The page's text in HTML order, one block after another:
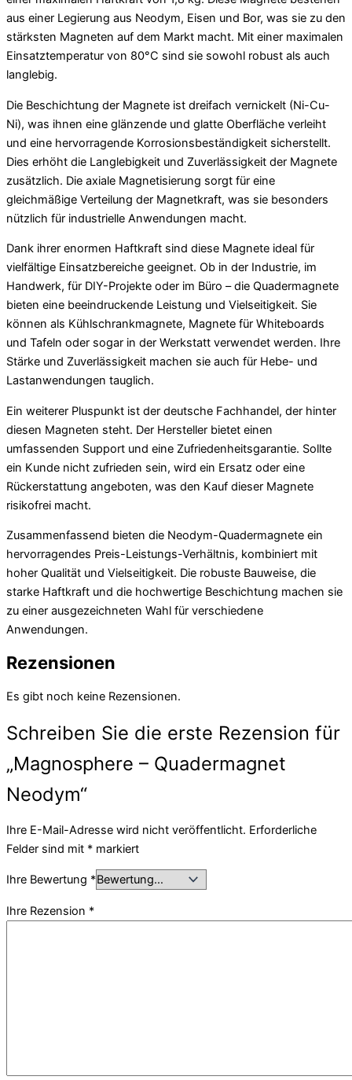
aus einer Legierung aus Neodym, Eisen und Bor, was sie zu den
stärksten Magneten auf dem Markt macht. Mit einer maximalen
Einsatztemperatur von 80°C sind sie sowohl robust als auch
langlebig.
Die Beschichtung der Magnete ist dreifach vernickelt (Ni-Cu-
Ni), was ihnen eine glänzende und glatte Oberfläche verleiht
und eine hervorragende Korrosionsbeständigkeit sicherstellt.
Dies erhöht die Langlebigkeit und Zuverlässigkeit der Magnete
zusätzlich. Die axiale Magnetisierung sorgt für eine
gleichmäßige Verteilung der Magnetkraft, was sie besonders
nützlich für industrielle Anwendungen macht.
Dank ihrer enormen Haftkraft sind diese Magnete ideal für
vielfältige Einsatzbereiche geeignet. Ob in der Industrie, im
Handwerk, für DIY-Projekte oder im Büro – die Quadermagnete
bieten eine beeindruckende Leistung und Vielseitigkeit. Sie
können als Kühlschrankmagnete, Magnete für Whiteboards
und Tafeln oder sogar in der Werkstatt verwendet werden. Ihre
Stärke und Zuverlässigkeit machen sie auch für Hebe- und
Lastanwendungen tauglich.
Ein weiterer Pluspunkt ist der deutsche Fachhandel, der hinter
diesen Magneten steht. Der Hersteller bietet einen
umfassenden Support und eine Zufriedenheitsgarantie. Sollte
ein Kunde nicht zufrieden sein, wird ein Ersatz oder eine
Rückerstattung angeboten, was den Kauf dieser Magnete
risikofrei macht.
Zusammenfassend bieten die Neodym-Quadermagnete ein
hervorragendes Preis-Leistungs-Verhältnis, kombiniert mit
hoher Qualität und Vielseitigkeit. Die robuste Bauweise, die
starke Haftkraft und die hochwertige Beschichtung machen sie
zu einer ausgezeichneten Wahl für verschiedene
Anwendungen.
Rezensionen
Es gibt noch keine Rezensionen.
Schreiben Sie die erste Rezension für
„Magnosphere – Quadermagnet
Neodym“
Ihre E-Mail-Adresse wird nicht veröffentlicht. Erforderliche
Felder sind mit * markiert
Ihre Bewertung *
Ihre Rezension *